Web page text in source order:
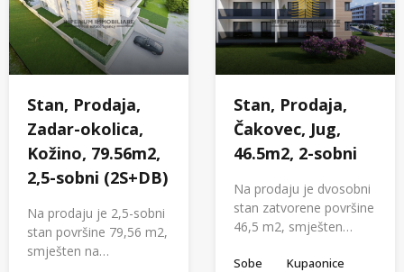
Stan, Prodaja,
Zadar-okolica,
Kožino, 79.56m2,
2,5-sobni (2S+DB)
Na prodaju je 2,5-sobni
stan površine 79,56 m2,
smješten na…
Stan, Prodaja,
Čakovec, Jug,
46.5m2, 2-sobni
Na prodaju je dvosobni
stan zatvorene površine
46,5 m2, smješten…
Sobe
Kupaonice